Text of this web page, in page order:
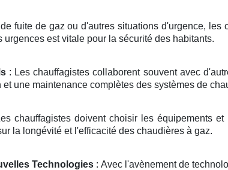
fuite de gaz ou d'autres situations d'urgence, les
est vitale pour la sécurité des habitants.
: Les chauffagistes collaborent souvent avec
une maintenance complètes des systèmes de
chauffagistes doivent choisir les équipements
la longévité et l'efficacité des chaudières à gaz.
Technologies : Avec l'avènement de